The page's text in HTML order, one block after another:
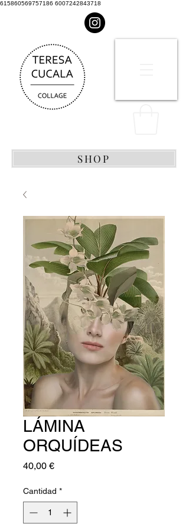
615860569757186 6007242843718
SHOP
LÁMINA
ORQUÍDEAS
40,00 €Precio
Cantidad *